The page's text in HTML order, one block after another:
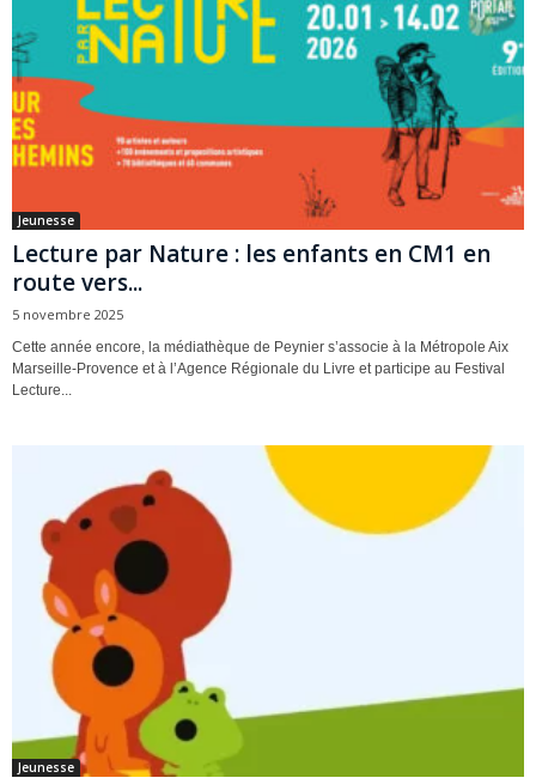
Jeunesse
Lecture par Nature : les enfants en CM1 en
route vers...
5 novembre 2025
Cette année encore, la médiathèque de Peynier s’associe à la Métropole Aix
Marseille-Provence et à l’Agence Régionale du Livre et participe au Festival
Lecture...
Jeunesse